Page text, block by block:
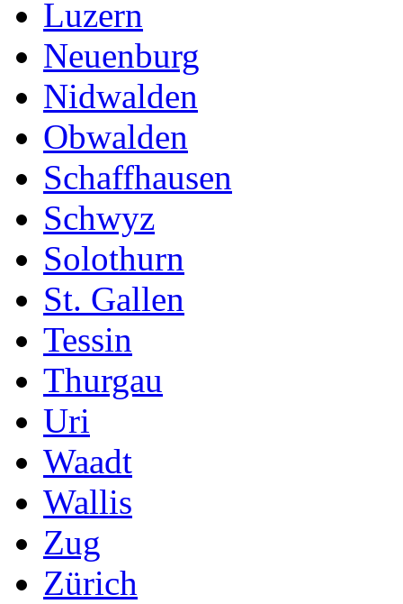
Luzern
Neuenburg
Nidwalden
Obwalden
Schaffhausen
Schwyz
Solothurn
St. Gallen
Tessin
Thurgau
Uri
Waadt
Wallis
Zug
Zürich